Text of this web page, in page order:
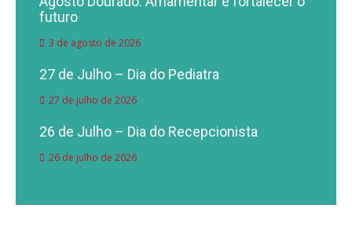
futuro
3 de agosto de 2026
27 de Julho – Dia do Pediatra
27 de julho de 2026
26 de Julho – Dia do Recepcionista
26 de julho de 2026